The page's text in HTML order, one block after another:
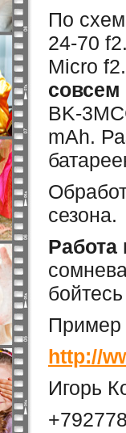
По
24-70
Micro
BK-
mAh.
сезона.
Работа
Пример
http://
Игорь